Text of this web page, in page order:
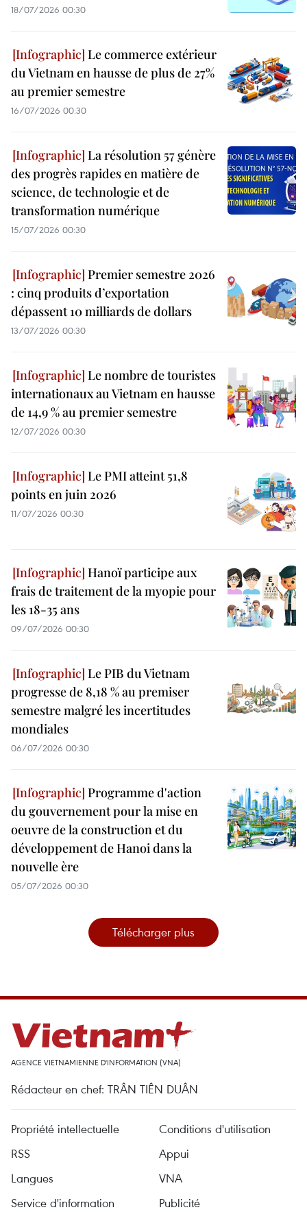
18/07/2026 00:30
Le commerce extérieur
du Vietnam en hausse de plus de 27%
au premier semestre
16/07/2026 00:30
La résolution 57 génère
des progrès rapides en matière de
science, de technologie et de
transformation numérique
15/07/2026 00:30
Premier semestre 2026
: cinq produits d’exportation
dépassent 10 milliards de dollars
13/07/2026 00:30
Le nombre de touristes
internationaux au Vietnam en hausse
de 14,9 % au premier semestre
12/07/2026 00:30
Le PMI atteint 51,8
points en juin 2026
11/07/2026 00:30
Hanoï participe aux
frais de traitement de la myopie pour
les 18-35 ans
09/07/2026 00:30
Le PIB du Vietnam
progresse de 8,18 % au premiser
semestre malgré les incertitudes
mondiales
06/07/2026 00:30
Programme d'action
du gouvernement pour la mise en
oeuvre de la construction et du
développement de Hanoi dans la
nouvelle ère
05/07/2026 00:30
Télécharger plus
AGENCE VIETNAMIENNE D'INFORMATION (VNA)
Rédacteur en chef: TRÂN TIÊN DUÂN
Propriété intellectuelle
Conditions d'utilisation
RSS
Appui
Langues
VNA
Service d'information
Publicité